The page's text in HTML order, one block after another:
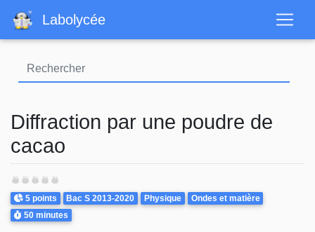
contenu
Labolycée
Diffraction par une poudre de
cacao
Points
5 points Theme
Bac S 2013-2020 Physique Ondes et matière
Durée
50 minutes